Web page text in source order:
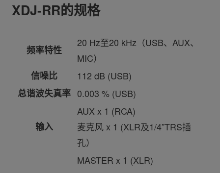
XDJ-RR的规格
频率特性
20 Hz至20 kHz（USB、AUX、
MIC）
信噪比
112 dB (USB)
总谐波失真率 0.003 % (USB)
输入
AUX x 1 (RCA)
麦克风 x 1 (XLR及1/4”TRS插
孔）
MASTER x 1 (XLR)